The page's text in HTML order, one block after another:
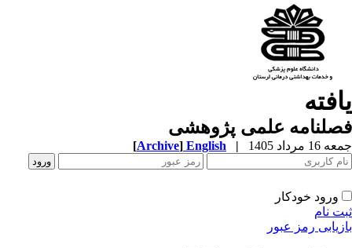
علمی پژوهشی
مرداد 1405 |
English
[Archive]
ورود خودکار
نام
رمز عبور